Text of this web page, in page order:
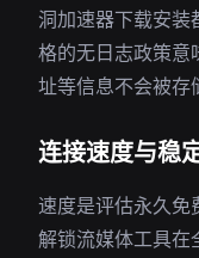
洞加速器下载安装
格的无日志政策意
址等信息不会被存
连接速度与稳
速度是评估永久免
解锁流媒体工具在